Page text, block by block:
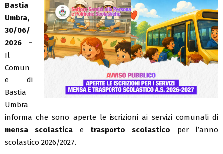
Bastia
Umbra,
30/06/
2026 –
Il
Comun
e di
Bastia
Umbra
informa che sono aperte le iscrizioni ai servizi comunali di
mensa scolastica e trasporto scolastico per l’anno
scolastico 2026/2027.